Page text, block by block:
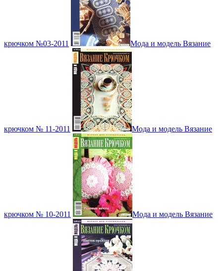
крючком №03-2011 Мода и модель Вязание
крючком № 11-2011 Мода и модель Вязание
крючком № 10-2011 Мода и модель Вязание